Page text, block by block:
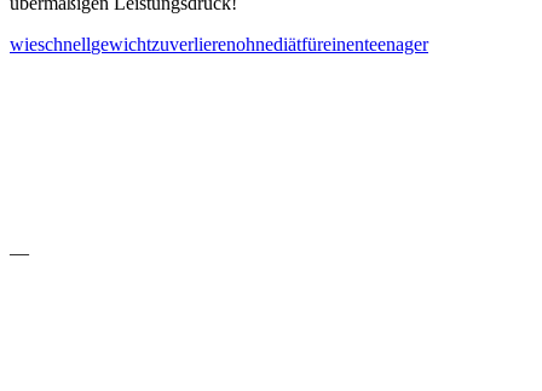
wieschnellgewichtzuverlierenohnediätfüreinenteenager
—